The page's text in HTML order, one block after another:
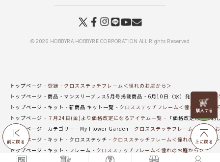
前に戻る
リリヤン
フェア
上に戻る
© 2026 HOBBYRA HOBBYRE CORPORATION ALL Rights Reserved
トップページ 登録
クロスステッチフレーム＜憧れのお庭から＞
トップページ
商品 マンスリープレス5月号掲載商品 6月10日（水）発売の商品
トップページ
キット 新商品 キット一覧
クロスステッチフレーム＜憧れのお庭か
トップページ
７月24日(金)より価格改定になるアイテム一覧
「価格改定対象」刺
トップページ
カテゴリー My Flower Garden
クロスステッチフレーム＜憧れの
トップページ
キット クロスステッチ
クロスステッチフレーム＜憧れのお庭から＞
トップページ
キット フレーム
クロスステッチフレーム＜憧れのお庭から＞